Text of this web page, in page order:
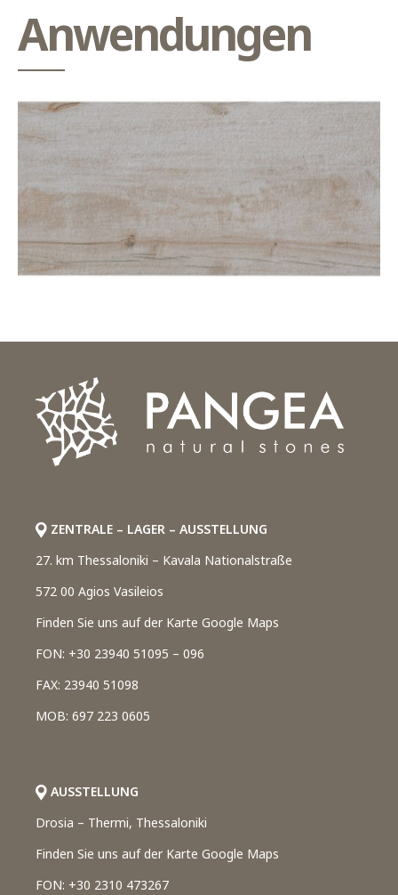
Anwendungen
ZENTRALE – LAGER – AUSSTELLUNG
27. km Thessaloniki – Kavala Nationalstraße
572 00 Agios Vasileios
Finden Sie uns auf der Karte Google Maps
FON: +30 23940 51095 – 096
FAX: 23940 51098
MOB: 697 223 0605
AUSSTELLUNG
Drosia – Thermi, Thessaloniki
Finden Sie uns auf der Karte Google Maps
FON: +30 2310 473267